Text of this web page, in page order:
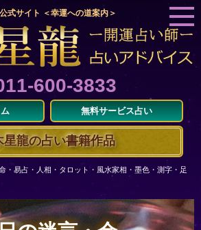
式サイト ＜幸運への道案内＞
600-3833
無料サービス占い
星龍の占い書籍作品
・易占・人相・タロット・風水家相・墨色・測字・足